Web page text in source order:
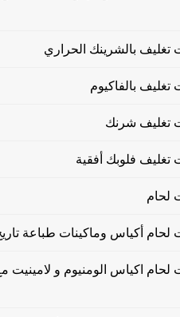
تغليف بالشرينك الحراري
تغليف بالفاكيوم
تغليف شرنك
تغليف فلوبك أفقية
لحام
لحام أكياس وماكينات طباعة
لحام اكياس الومنيوم و لامينيت